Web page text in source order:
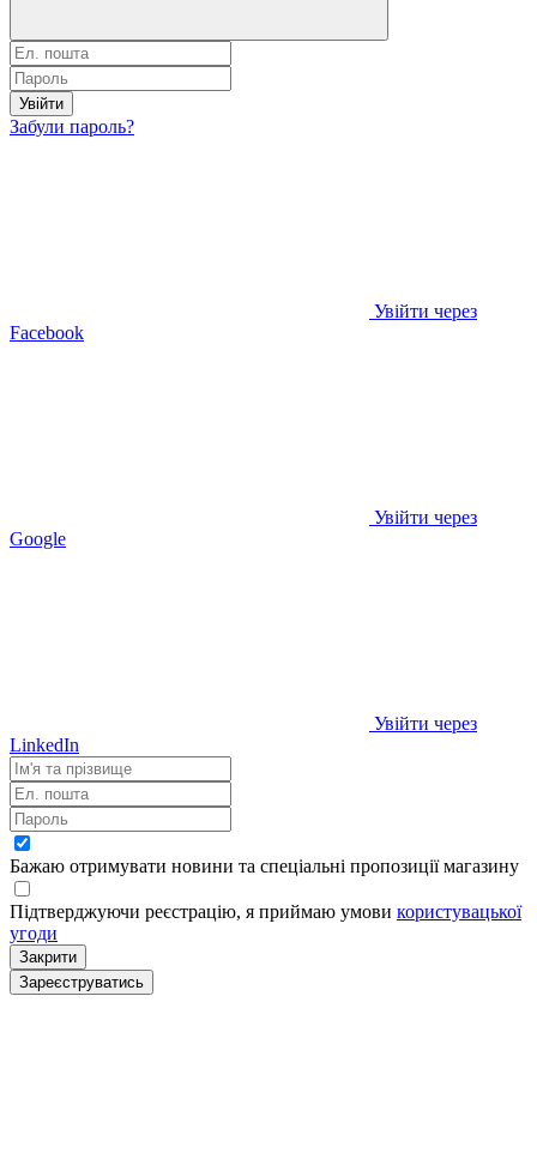
Увійти
Забули пароль?
Увійти через
Facebook
Увійти через
Google
Увійти через
LinkedIn
Бажаю отримувати новини та спеціальні пропозиціїмагазину
Підтверджуючи реєстрацію, я приймаю умови користувацької
угоди
Закрити
Зареєструватись